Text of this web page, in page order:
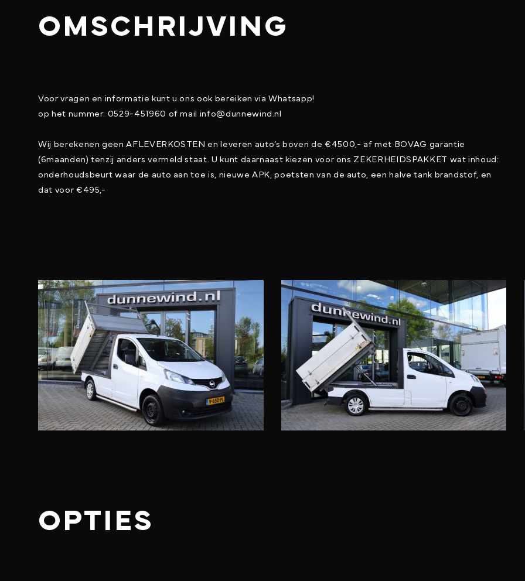
OMSCHRIJVING
Voor vragen en informatie kunt u ons ook bereiken via Whatsapp!
op het nummer: 0529-451960 of mail info@dunnewind.nl
Wij berekenen geen AFLEVERKOSTEN en leveren auto’s boven de €4500,- af met BOVAG garantie
(6maanden) tenzij anders vermeld staat. U kunt daarnaast kiezen voor ons ZEKERHEIDSPAKKET wat inhoud:
onderhoudsbeurt waar de auto aan toe is, nieuwe APK, poetsten van de auto, een halve tank brandstof, en
dat voor €495,-
OPTIES